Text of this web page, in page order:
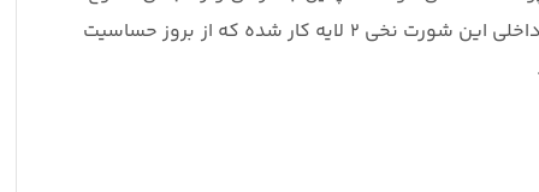
می‌توانید آن را با هر نوع تی‌شرت یا پیراهنی که دوست دارید ترکیب کنید و استایل خود را شیک و جذاب نشان دهید. قسمت داخلی این شورت نخی ۲ لایه کار شده که از بروز حساسیت